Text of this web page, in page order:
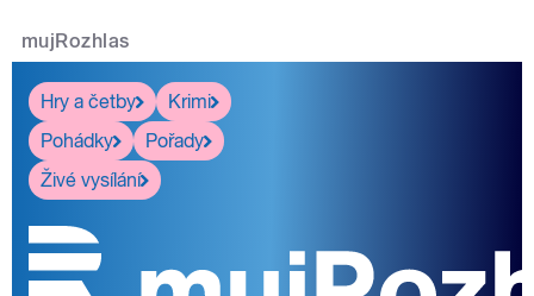
mujRozhlas
Hry a četby
Krimi
Pohádky
Pořady
Živé vysílání